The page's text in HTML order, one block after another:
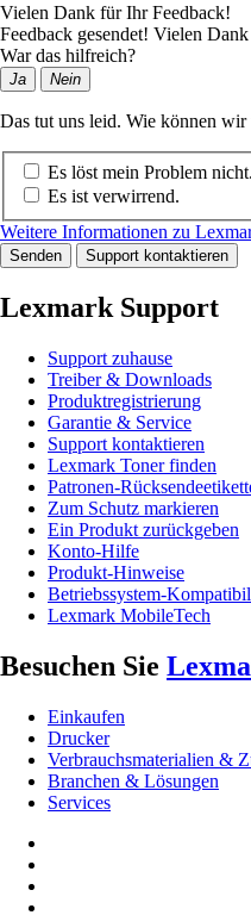
Vielen Dank für Ihr Feedback!
Feedback gesendet! Vielen
War das hilfreich?
Ja Nein
Das tut uns leid. Wie können wir
Es löst mein Problem nicht.
Es ist verwirrend.
Weitere Informationen zu
Senden Support kontaktieren
Lexmark Support
Support zuhause
Treiber & Downloads
Produktregistrierung
Garantie & Service
Support kontaktieren
Lexmark Toner finden
Patronen-
Zum Schutz markieren
Ein Produkt zurückgeben
Konto-Hilfe
Produkt-Hinweise
Betriebssystem-
Lexmark MobileTech
Besuchen Sie
Einkaufen
Drucker
Verbrauchsmaterialien &
Branchen & Lösungen
Services